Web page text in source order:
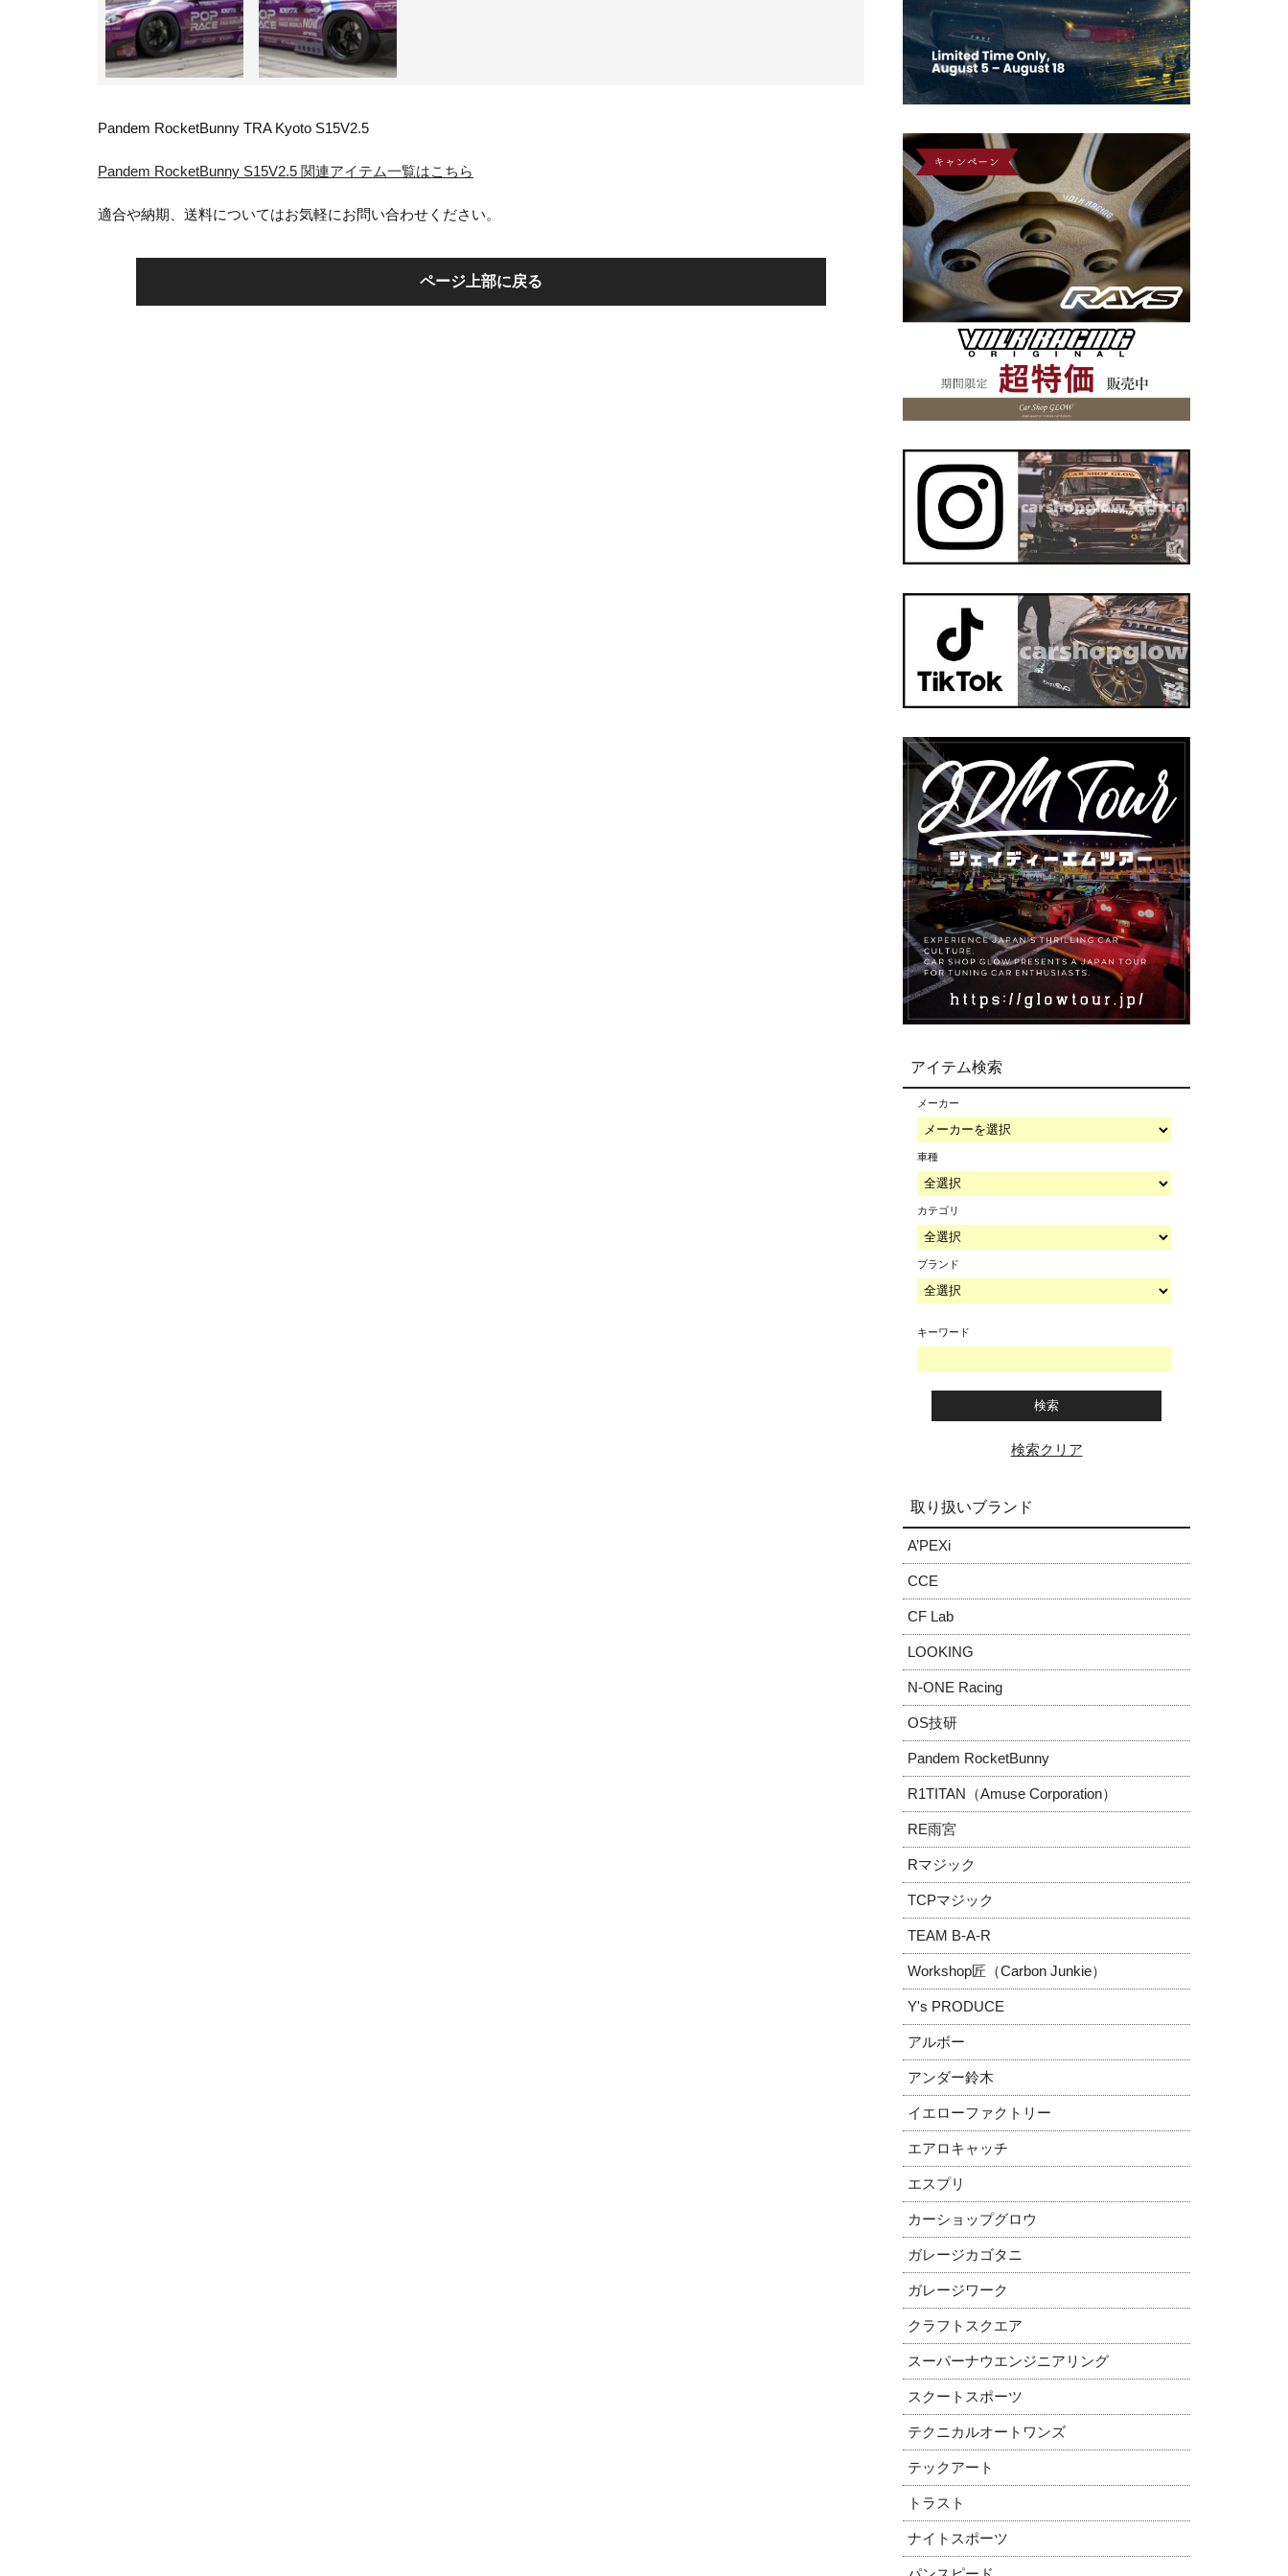
Pandem RocketBunny TRA Kyoto S15V2.5
Pandem RocketBunny S15V2.5 関連アイテム一覧はこちら
適合や納期、送料についてはお気軽にお問い合わせください。
ページ上部に戻る
アイテム検索
メーカー
車種
カテゴリ
ブランド
キーワード
検索クリア
取り扱いブランド
A’PEXi
CCE
CF Lab
LOOKING
N-ONE Racing
OS技研
Pandem RocketBunny
R1TITAN（Amuse Corporation）
RE雨宮
Rマジック
TCPマジック
TEAM B-A-R
Workshop匠（Carbon Junkie）
Y's PRODUCE
アルボー
アンダー鈴木
イエローファクトリー
エアロキャッチ
エスプリ
カーショップグロウ
ガレージカゴタニ
ガレージワーク
クラフトスクエア
スーパーナウエンジニアリング
スクートスポーツ
テクニカルオートワンズ
テックアート
トラスト
ナイトスポーツ